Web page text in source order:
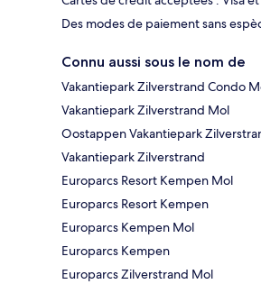
Des modes de paiement sans
Connu aussi sous le nom de
Vakantiepark Zilverstrand Condo
Vakantiepark Zilverstrand Mol
Oostappen Vakantiepark
Vakantiepark Zilverstrand
Europarcs Resort Kempen Mol
Europarcs Resort Kempen
Europarcs Kempen Mol
Europarcs Kempen
Europarcs Zilverstrand Mol